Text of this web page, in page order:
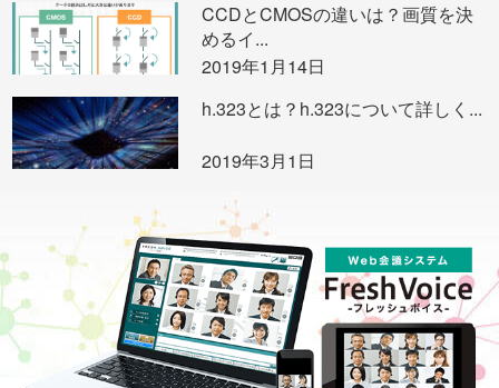
CCDとCMOSの違いは？画質を決
めるイ...
2019年1月14日
h.323とは？h.323について詳しく...
2019年3月1日